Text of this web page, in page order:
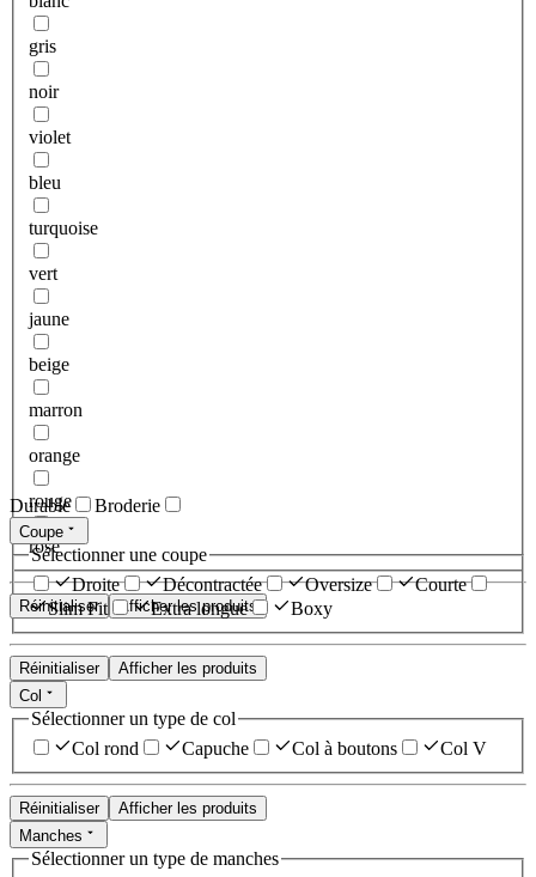
gris
noir
violet
bleu
turquoise
vert
jaune
beige
marron
orange
rouge
rose
Réinitialiser Afficher les produits
Durable Broderie
Coupe
Sélectionner une coupe
Droite
Décontractée Oversize
Courte
Slim Fit
Extra longue Boxy
Réinitialiser
Afficher les produits
Col
Sélectionner un type de col
Col rond
Capuche Col à boutons Col V
Réinitialiser
Afficher les produits
Manches
Sélectionner un type de manches